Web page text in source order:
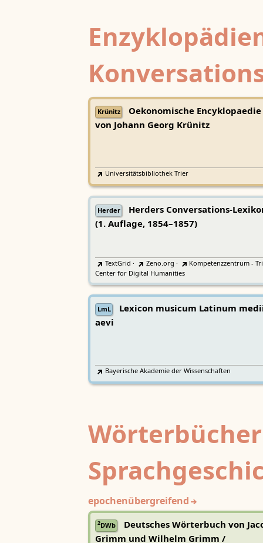
Krünitz
Oekonomische Encyklopaedie
von Johann Georg Krünitz
Universitätsbibliothek Trier
Herder
Herders Conversations-
(1. Auflage, 1854–1857)
TextGrid · Zeno.org ·
Kompetenzzentrum -
Center for Digital Humanities
LmL
Lexicon musicum Latinum
aevi
Bayerische Akademie der Wissenschaften
epochenübergreifend
2DWb
Deutsches Wörterbuch von
Grimm und Wilhelm Grimm /